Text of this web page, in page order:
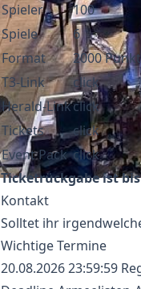
Spieler
100
Spiele
6
Format
2000
T3-Link
click
Herald-Linkclick
Tickets
click
Event Pack click
Ticketrückgabe ist
Kontakt
Solltet ihr
Wichtige Termine
20.08.2026 23:59:59